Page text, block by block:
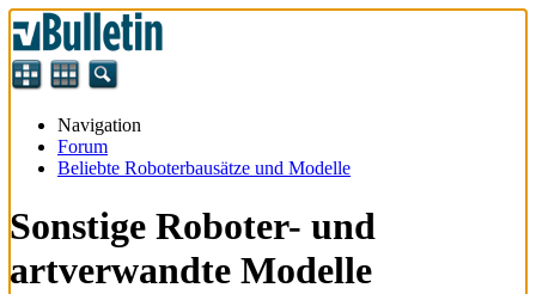
Navigation
Forum
Beliebte Roboterbausätze und Modelle
Sonstige Roboter- und
artverwandte Modelle